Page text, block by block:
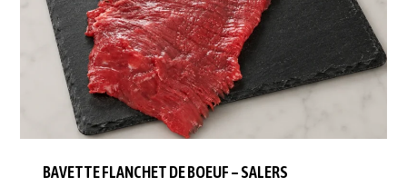
BAVETTE FLANCHET DE BOEUF – SALERS